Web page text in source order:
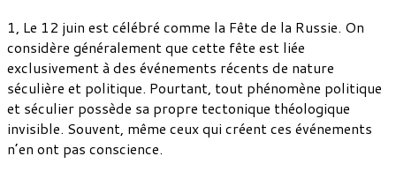
1, Le 12 juin est célébré comme la Fête de la Russie. On
considère généralement que cette fête est liée
exclusivement à des événements récents de nature
séculière et politique. Pourtant, tout phénomène politique
et séculier possède sa propre tectonique théologique
invisible. Souvent, même ceux qui créent ces événements
n’en ont pas conscience.